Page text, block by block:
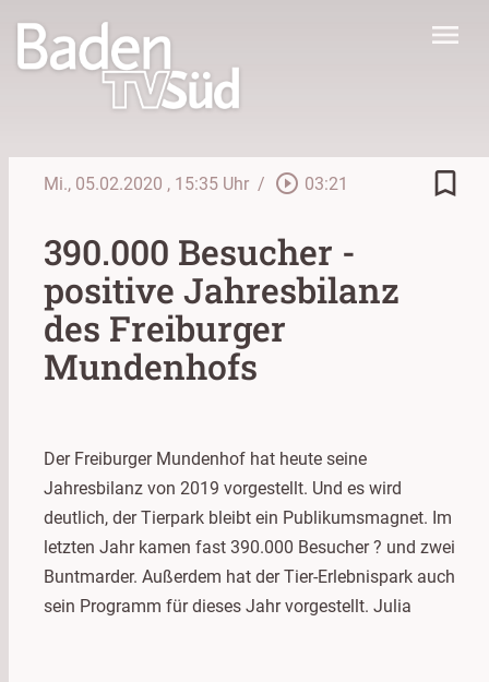
menu
Mi., 05.02.2020 , 15:35 Uhr / play_circle_outline 03:21 bookmark_border
390.000 Besucher -
positive Jahresbilanz
des Freiburger
Mundenhofs
Der Freiburger Mundenhof hat heute seine
Jahresbilanz von 2019 vorgestellt. Und es wird
deutlich, der Tierpark bleibt ein Publikumsmagnet. Im
letzten Jahr kamen fast 390.000 Besucher ? und zwei
Buntmarder. Außerdem hat der Tier-Erlebnispark auch
sein Programm für dieses Jahr vorgestellt. Julia